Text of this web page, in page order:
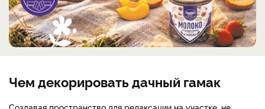
Чем декорировать дачный гамак